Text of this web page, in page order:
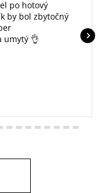
po hotový
by bol zbytočný
umytý 👌